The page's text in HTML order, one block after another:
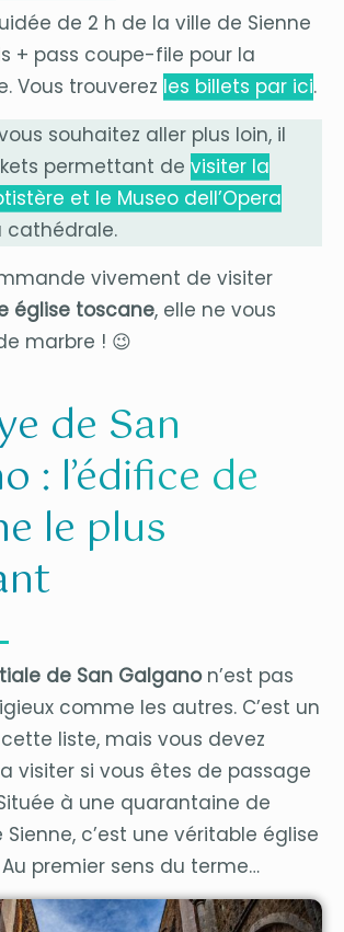
de 2 h de la ville de Sienne
+ pass coupe-file pour la
Vous trouverez les billets par ici.
souhaitez aller plus loin, il
permettant de visiter la
et le Museo dell’Opera
vivement de visiter
église toscane, elle ne vous
marbre ! 😉
de San
: l’édifice de
le plus
de San Galganon’est pas
comme les autres. C’est un
liste, mais vous devez
visiter si vous êtes de passage
à une quarantaine de
c’est une véritable église
premier sens du terme…